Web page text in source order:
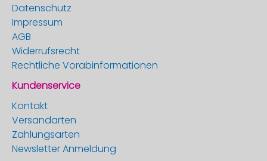
Datenschutz
Impressum
AGB
Widerrufsrecht
Rechtliche Vorabinformationen
Kundenservice
Kontakt
Versandarten
Zahlungsarten
Newsletter Anmeldung